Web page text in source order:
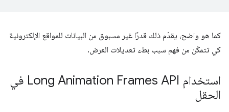
كما هو واضح، يقدّم ذلك قدرًا غير مسبوق من البيانات للمواقع الإلكترونية
كي تتمكّن من فهم سبب بطء تعديلات العرض.
استخدام Long Animation Frames API في
الحقل